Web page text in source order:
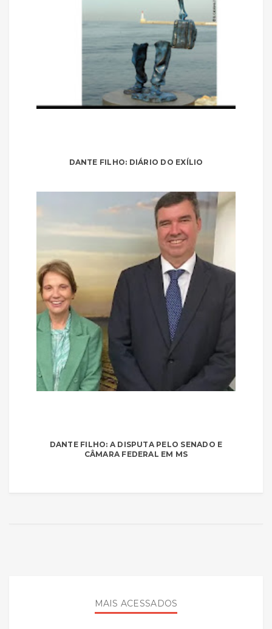
DANTE FILHO: DIÁRIO DO EXÍLIO
DANTE FILHO: A DISPUTA PELO SENADO E
CÂMARA FEDERAL EM MS
MAIS ACESSADOS